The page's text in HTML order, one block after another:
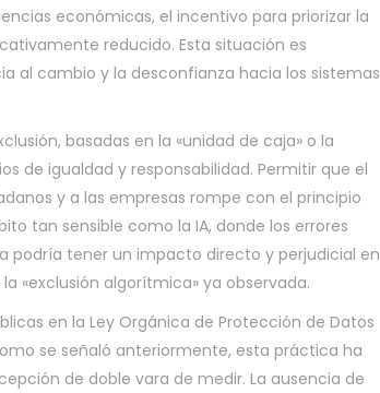
económicas, el incentivo para priorizar la
reducido. Esta situación es
al cambio y la desconfianza hacia los sistemas
basadas en la «unidad de caja» o la
de igualdad y responsabilidad. Permitir que el
y a las empresas rompe con el principio
tan sensible como la IA, donde los errores
podría tener un impacto directo y perjudicial en
«exclusión algorítmica» ya observada.
en la Ley Orgánica de Protección de Datos
se señaló anteriormente, esta práctica ha
de doble vara de medir. La ausencia de